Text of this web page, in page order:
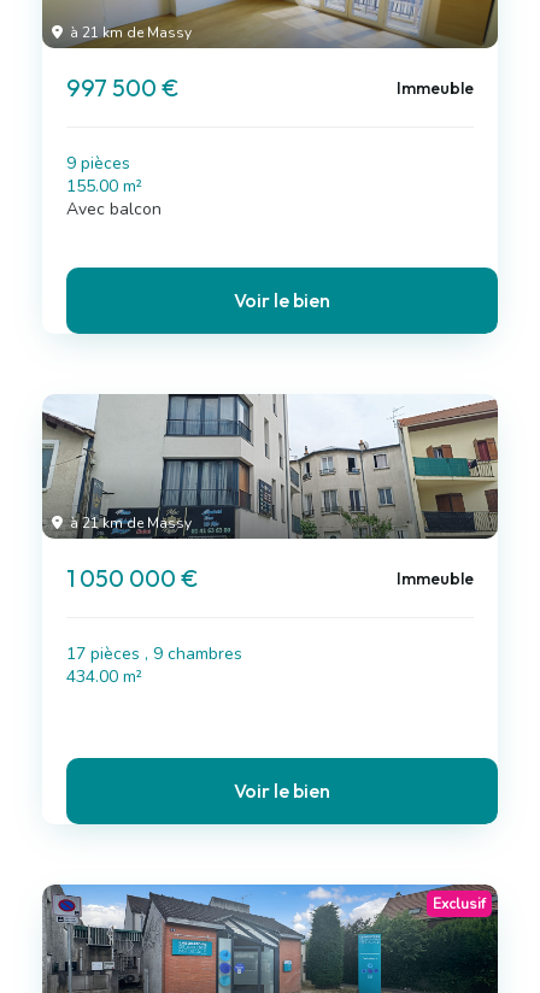
à 21 km de Massy
997 500 € Immeuble
9 pièces
155.00 m²
Avec balcon
Voir le bien
à 21 km de Massy
1 050 000 € Immeuble
17 pièces , 9 chambres
434.00 m²
Voir le bien
Exclusif